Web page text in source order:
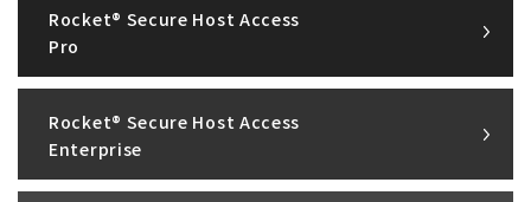
Rocket® Secure Host Access
Pro
Rocket® Secure Host Access
Enterprise